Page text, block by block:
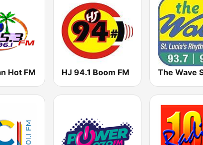
Hot FM HJ 94.1 Boom FM